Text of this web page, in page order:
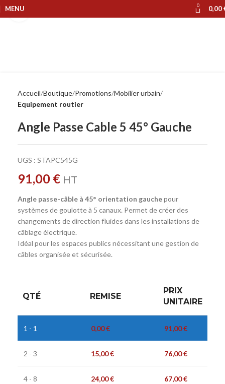
MENU 0 0,00
Accueil Boutique Promotions Mobilier urbain
Equipement routier
Angle Passe Cable 5 45° Gauche
UGS : STAPC545G
91,00 € HT
Angle passe-câble à 45° orientation gauchepour
systèmes de goulotte à 5 canaux. Permet de créer des
changements de direction fluides dans les installations de
câblage électrique.
Idéal pour les espaces publics nécessitant une gestion de
câbles organisée et sécurisée.
QTÉ REMISE
PRIX
UNITAIRE
1 - 1 0,00€ 91,00€
2 - 3 15,00€ 76,00€
4 - 8 24,00€ 67,00€